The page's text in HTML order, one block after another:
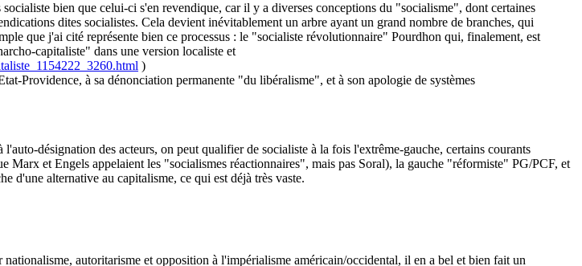
bien que celui-ci s'en revendique, car il y a diverses conceptions du "socialisme", dont certaines
dites socialistes. Cela devient inévitablement un arbre ayant un grand nombre de branches, qui
que j'ai cité représente bien ce processus : le "socialiste révolutionnaire" Pourdhon qui, finalement, est
capitaliste" dans une version localiste et
)
Providence, à sa dénonciation permanente "du libéralisme", et à son apologie de systèmes
désignation des acteurs, on peut qualifier de socialiste à la fois l'extrême-gauche, certains courants
Marx et Engels appelaient les "socialismes réactionnaires", mais pas Soral), la gauche "réformiste" PG/PCF, et
d'une alternative au capitalisme, ce qui est déjà très vaste.
autoritarisme et opposition à l'impérialisme américain/occidental, il en a bel et bien fait un